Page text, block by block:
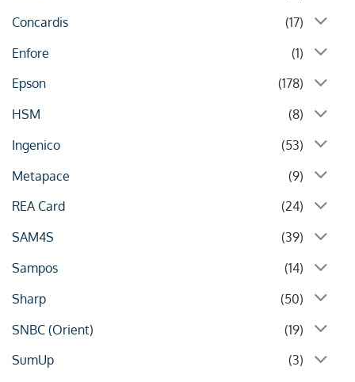
Concardis
(17)
Enfore
(1)
Epson
(178)
HSM
(8)
Ingenico
(53)
Metapace
(9)
REA Card
(24)
SAM4S
(39)
Sampos
(14)
Sharp
(50)
SNBC (Orient)
(19)
SumUp
(3)